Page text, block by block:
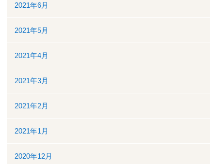
2021年6月
2021年5月
2021年4月
2021年3月
2021年2月
2021年1月
2020年12月